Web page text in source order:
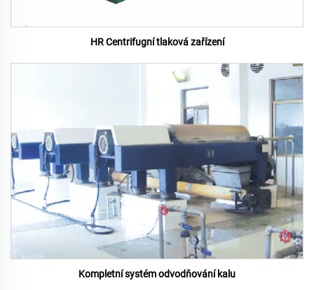
HR Centrifugní tlaková zařízení
Kompletní systém odvodňování kalu